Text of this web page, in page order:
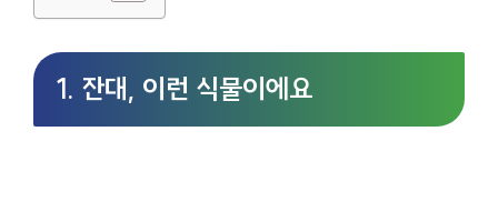
1. 잔대, 이런 식물이에요